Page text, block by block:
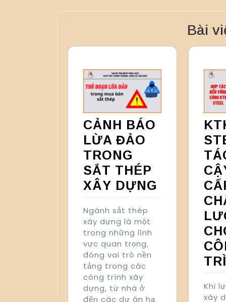
viết
Bài
CẢNH BÁO
LỪA ĐẢO
TRONG
SẮT THÉP
XÂY DỰNG
Ngành sắt thép
xây dựng là một
trong những lĩnh
vực quan trọng,
đóng vai trò nền
tảng trong các
công trình xây
dựng, từ nhà ở
đến các dự án hạ
Khi
xây